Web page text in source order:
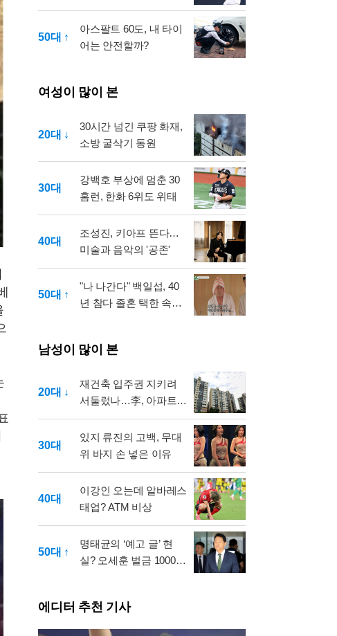
50대 ↑
아스팔트 60도, 내 타이
어는 안전할까?
여성이 많이 본
20대 ↓
30시간 넘긴 쿠팡 화재,
소방 굴삭기 동원
30대
강백호 부상에 멈춘 30
홈런, 한화 6위도 위태
40대
조성진, 키아프 뜬다…
미술과 음악의 '공존'
50대 ↑
"나 나간다" 백일섭, 40
년 참다 졸혼 택한 속사
남성이 많이 본
20대 ↓
재건축 입주권 지키려
서둘렀나…李, 아파트
매각 방식 도마
30대
있지 류진의 고백, 무대
위 바지 손 넣은 이유
40대
이강인 오는데 알바레스
태업? ATM 비상
50대 ↑
명태균의 ‘예고 글’ 현
실? 오세훈 벌금 1000만
에디터 추천 기사